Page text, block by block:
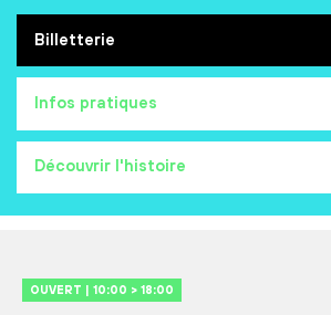
Billetterie
Infos pratiques
Découvrir l'histoire
OUVERT | 10:00 > 18:00